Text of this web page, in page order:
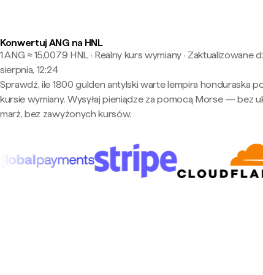
Konwertuj ANG na HNL
1 ANG ≈ 15,0079 HNL · Realny kurs wymiany· Zaktualizowane
sierpnia, 12:24
Sprawdź, ile 1800 gulden antylski warte lempira honduraska
kursie wymiany. Wysyłaj pieniądze za pomocą Morse — bez
marż, bez zawyżonych kursów.